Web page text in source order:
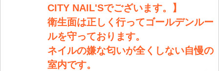
CITY NAIL'Sでございます。】
衛生面は正しく行ってゴールデンルー
ルを守っております。
ネイルの嫌な匂いが全くしない自慢の
室内です。